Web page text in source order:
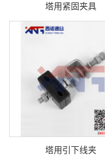
塔用紧固夹具
塔用引下线夹